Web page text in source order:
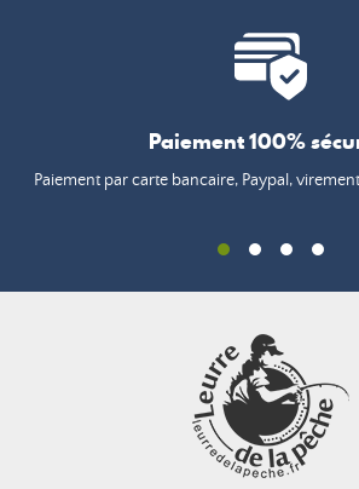
Paiement 100%
Paiement par carte bancaire, Paypal,